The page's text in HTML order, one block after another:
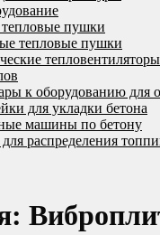
тепловые пушки
тепловые пушки
тепловентиляторы
к оборудованию для
для укладки бетона
машины по бетону
распределения